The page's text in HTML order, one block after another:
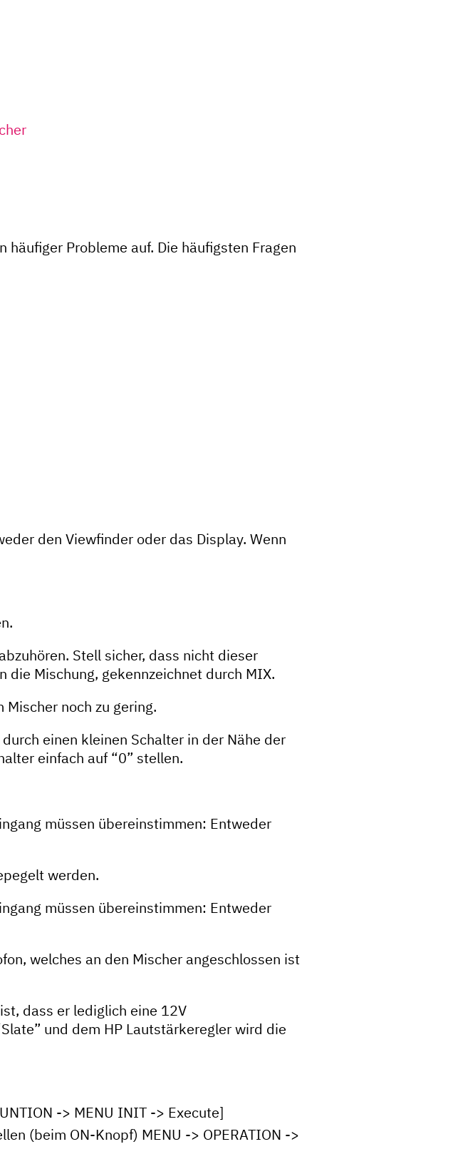
Probleme auf. Die häufigsten Fragen
den Viewfinder oder das Display. Wenn
Stell sicher, dass nicht dieser
die Mischung, gekennzeichnet durch MIX.
noch zu gering.
einen kleinen Schalter in der Nähe der
einfach auf “0” stellen.
müssen übereinstimmen: Entweder
werden.
müssen übereinstimmen: Entweder
welches an den Mischer angeschlossen ist
dass er lediglich eine 12V
und dem HP Lautstärkeregler wird die
-> MENU INIT -> Execute]
(beim ON-Knopf) MENU -> OPERATION ->